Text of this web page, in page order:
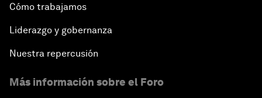
Cómo trabajamos
Liderazgo y gobernanza
Nuestra repercusión
Más información sobre el Foro